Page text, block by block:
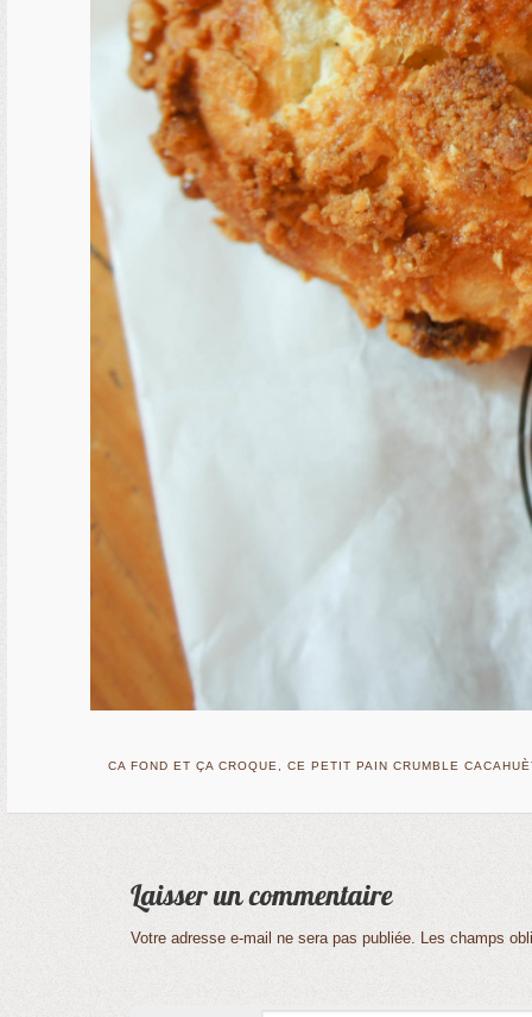
CA FOND ET ÇA CROQUE, CE PETIT PAIN CRUMBLE
Votre adresse e-mail ne sera pas publiée. Les champs